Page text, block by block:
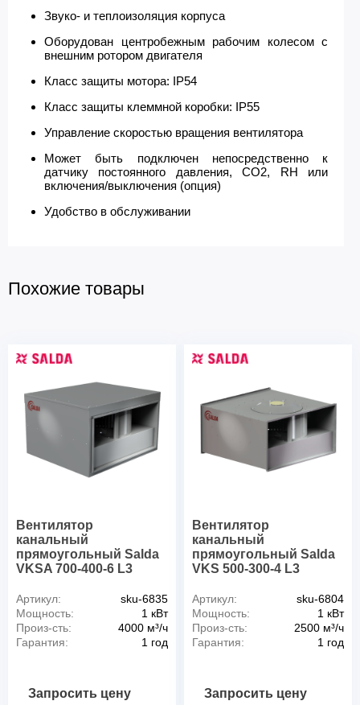
Звуко- и теплоизоляция корпуса
Оборудован центробежным рабочим колесом с
внешним ротором двигателя
Класс защиты мотора: IP54
Класс защиты клеммной коробки: IP55
Управление скоростью вращения вентилятора
Может быть подключен непосредственно к
датчику постоянного давления, CO2, RH или
включения/выключения (опция)
Удобство в обслуживании
Похожие товары
Вентилятор
канальный
прямоугольный Salda
VKSA 700-400-6 L3
Артикул:
sku-6835
Мощность:
1 кВт
Произ-сть:
4000 м³/ч
Гарантия:
1 год
Запросить цену
Вентилятор
канальный
прямоугольный Salda
VKS 500-300-4 L3
Артикул:
sku-6804
Мощность:
1 кВт
Произ-сть:
2500 м³/ч
Гарантия:
1 год
Запросить цену